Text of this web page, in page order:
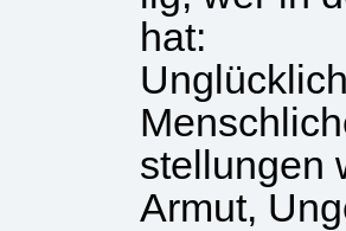
hat:
stellungen
Armut,